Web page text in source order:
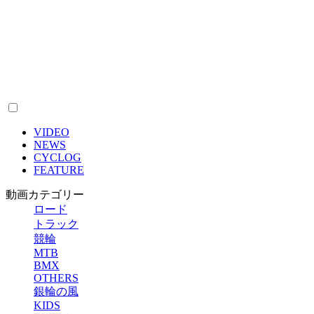
VIDEO
NEWS
CYCLOG
FEATURE
動画カテゴリー
ロード
トラック
競輪
MTB
BMX
OTHERS
銀輪の風
KIDS